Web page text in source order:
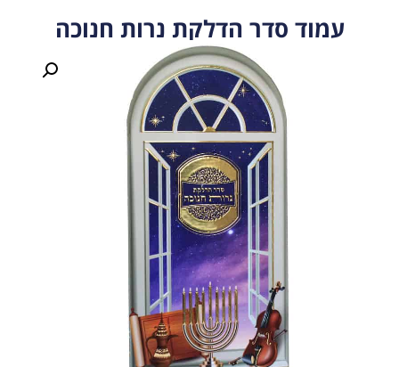
Schottenstein Travel Ed Talmud
– English [55A] – Zevachim 1A
(2a-15b)
₪
52.00
+
עמוד סדר הדלקת נרות חנוכה